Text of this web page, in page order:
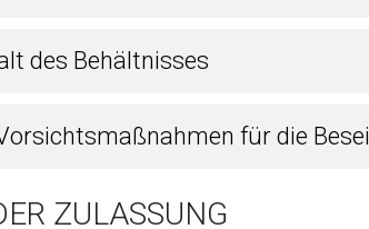
des Behältnisses
für die
ZULASSUNG